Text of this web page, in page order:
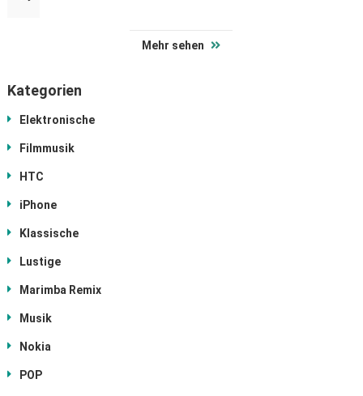
Mehr sehen
Kategorien
Elektronische
Filmmusik
HTC
iPhone
Klassische
Lustige
Marimba Remix
Musik
Nokia
POP